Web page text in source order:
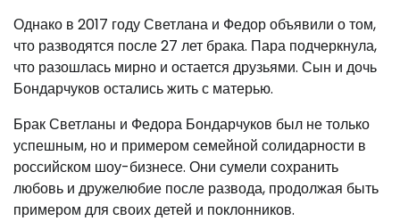
Однако в 2017 году Светлана и Федор объявили о том,
что разводятся после 27 лет брака. Пара подчеркнула,
что разошлась мирно и остается друзьями. Сын и дочь
Бондарчуков остались жить с матерью.
Брак Светланы и Федора Бондарчуков был не только
успешным, но и примером семейной солидарности в
российском шоу-бизнесе. Они сумели сохранить
любовь и дружелюбие после развода, продолжая быть
примером для своих детей и поклонников.